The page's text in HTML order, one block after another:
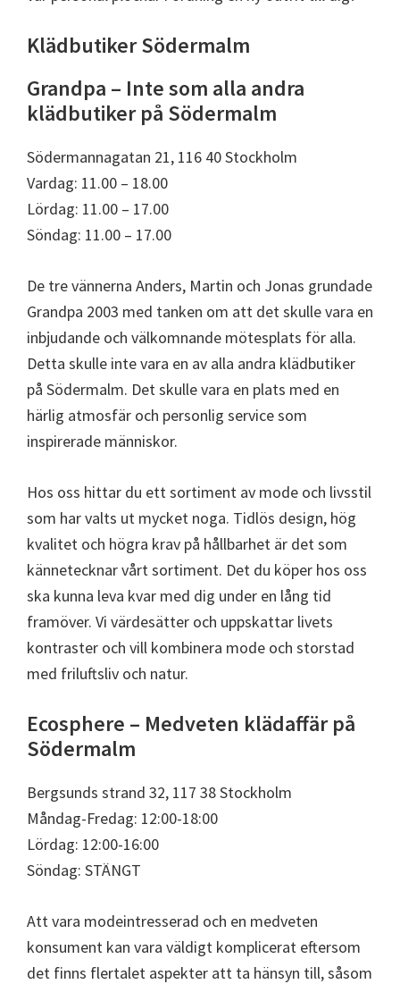
Klädbutiker Södermalm
Grandpa – Inte som alla andra
klädbutiker på Södermalm
Södermannagatan 21, 116 40 Stockholm
Vardag: 11.00 – 18.00
Lördag: 11.00 – 17.00
Söndag: 11.00 – 17.00
De tre vännerna Anders, Martin och Jonas grundade
Grandpa 2003 med tanken om att det skulle vara en
inbjudande och välkomnande mötesplats för alla.
Detta skulle inte vara en av alla andra klädbutiker
på Södermalm. Det skulle vara en plats med en
härlig atmosfär och personlig service som
inspirerade människor.
Hos oss hittar du ett sortiment av mode och livsstil
som har valts ut mycket noga. Tidlös design, hög
kvalitet och högra krav på hållbarhet är det som
kännetecknar vårt sortiment. Det du köper hos oss
ska kunna leva kvar med dig under en lång tid
framöver. Vi värdesätter och uppskattar livets
kontraster och vill kombinera mode och storstad
med friluftsliv och natur.
Ecosphere – Medveten klädaffär på
Södermalm
Bergsunds strand 32, 117 38 Stockholm
Måndag-Fredag: 12:00-18:00
Lördag: 12:00-16:00
Söndag: STÄNGT
Att vara modeintresserad och en medveten
konsument kan vara väldigt komplicerat eftersom
det finns flertalet aspekter att ta hänsyn till, såsom